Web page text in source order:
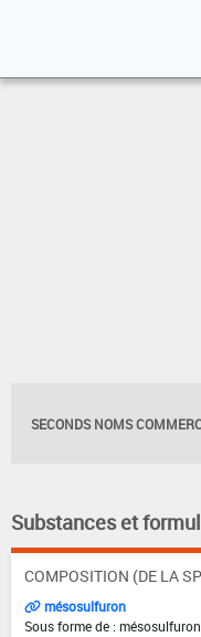
SECONDS NOMS
Substances et
COMPOSITION (DE LA
mésosulfuron
Sous forme de :